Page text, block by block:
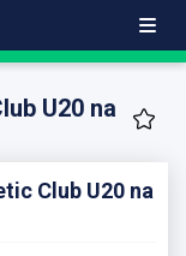
U20 na
Club U20 na